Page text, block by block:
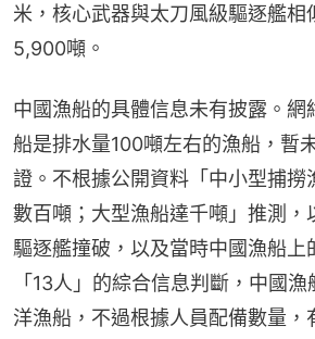
米，核心武器與太刀風級驅逐艦相
5,900噸。
中國漁船的具體信息未有披露。網
船是排水量100噸左右的漁船，暫
證。不根據公開資料「中小型捕撈
數百噸；大型漁船達千噸」推測，
驅逐艦撞破，以及當時中國漁船上
「13人」的綜合信息判斷，中國
洋漁船，不過根據人員配備數量，